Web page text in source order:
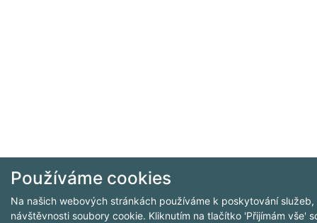
Používáme cookies
Na našich webových stránkách používáme k poskytování
návštěvnosti soubory cookie. Kliknutím na tlačítko 'Přijímám vše'